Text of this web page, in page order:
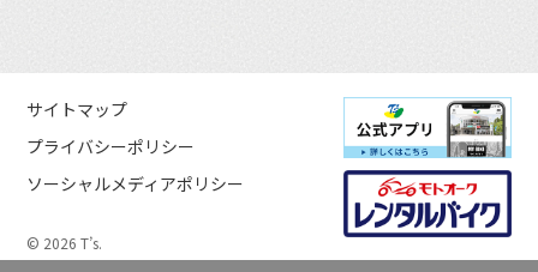
サイトマップ
プライバシーポリシー
ソーシャルメディアポリシー
© 2026 T’s.